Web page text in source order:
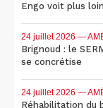
Engo voit plus
24 juillet 2026 —
Brignoud : le
se concrétise
24 juillet 2026 —
Réhabilitation du